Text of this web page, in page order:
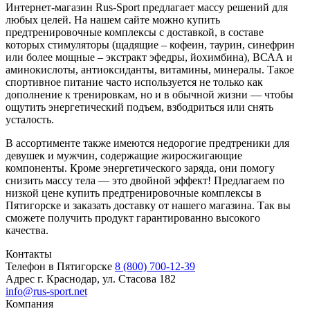
Интернет-магазин Rus-Sport предлагает массу решений для
любых целей. На нашем сайте можно купить
предтренировочные комплексы с доставкой, в составе
которых стимуляторы (щадящие – кофеин, таурин, синефрин
или более мощные – экстракт эфедры, йохимбина), ВСАА и
аминокислоты, антиоксиданты, витамины, минералы. Такое
спортивное питание часто используется не только как
дополнение к тренировкам, но и в обычной жизни — чтобы
ощутить энергетический подъем, взбодриться или снять
усталость.
В ассортименте также имеются недорогие предтреники для
девушек и мужчин, содержащие жиросжигающие
компоненты. Кроме энергетического заряда, они помогу
снизить массу тела — это двойной эффект! Предлагаем по
низкой цене купить предтренировочные комплексы в
Пятигорске и заказать доставку от нашего магазина. Так вы
сможете получить продукт гарантированно высокого
качества.
Контакты
Телефон в Пятигорске 8 (800) 700-12-39
Адрес г. Краснодар, ул. Стасова 182
info@rus-sport.net
Компания